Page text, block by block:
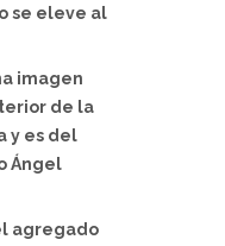
se eleve al
imagen
de la
y es del
Ángel
agregado